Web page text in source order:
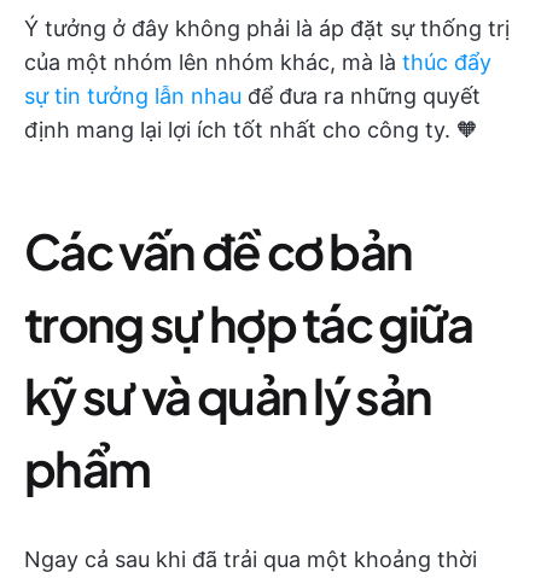
Ý tưởng ở đây không phải là áp đặt sự thống trị
của một nhóm lên nhóm khác, mà là thúc đẩy
sự tin tưởng lẫn nhau để đưa ra những quyết
định mang lại lợi ích tốt nhất cho công ty. 🧡
Các vấn đề cơ bản
trong sự hợp tác giữa
kỹ sư và quản lý sản
phẩm
Ngay cả sau khi đã trải qua một khoảng thời